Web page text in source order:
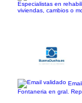
Especialistas en
viviendas, cambios o
Fontaneria en gral.